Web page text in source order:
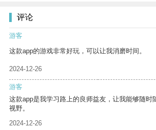
评论
游客
这款app的游戏非常好玩，可以让我消磨时间。
2024-12-26
游客
这款app是我学习路上的良师益友，让我能够随时
视野。
2024-12-26